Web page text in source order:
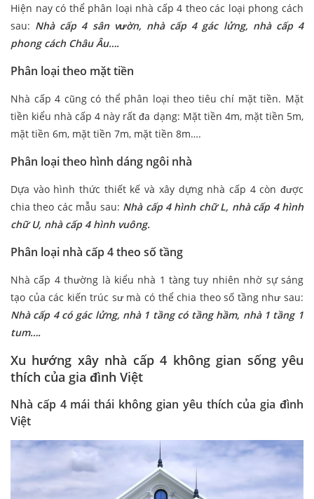
Hiện nay có thể phân loại nhà cấp 4 theo các loại phong cách
sau: Nhà cấp 4 sân vườn, nhà cấp 4 gác lửng, nhà cấp 4
phong cách Châu Âu….
Phân loại theo mặt tiền
Nhà cấp 4 cũng có thể phân loại theo tiêu chí mặt tiền. Mặt
tiền kiểu nhà cấp 4 này rất đa dạng: Mặt tiền 4m, mặt tiền 5m,
mặt tiền 6m, mặt tiền 7m, mặt tiền 8m….
Phân loại theo hình dáng ngôi nhà
Dựa vào hình thức thiết kế và xây dựng nhà cấp 4 còn được
chia theo các mẫu sau: Nhà cấp 4 hình chữ L, nhà cấp 4 hình
chữ U, nhà cấp 4 hình vuông.
Phân loại nhà cấp 4 theo số tầng
Nhà cấp 4 thường là kiểu nhà 1 tàng tuy nhiên nhờ sự sáng
tạo của các kiến trúc sư mà có thể chia theo số tầng như sau:
Nhà cấp 4 có gác lửng, nhà 1 tầng có tầng hầm, nhà 1 tầng 1
tum….
Xu hướng xây nhà cấp 4 không gian sống yêu
thích của gia đình Việt
Nhà cấp 4 mái thái không gian yêu thích của gia đình
Việt